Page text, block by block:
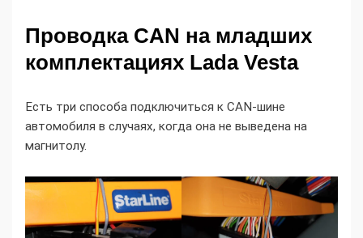
Проводка CAN на младших
комплектациях Lada Vesta
Есть три способа подключиться к CAN-шине
автомобиля в случаях, когда она не выведена на
магнитолу.